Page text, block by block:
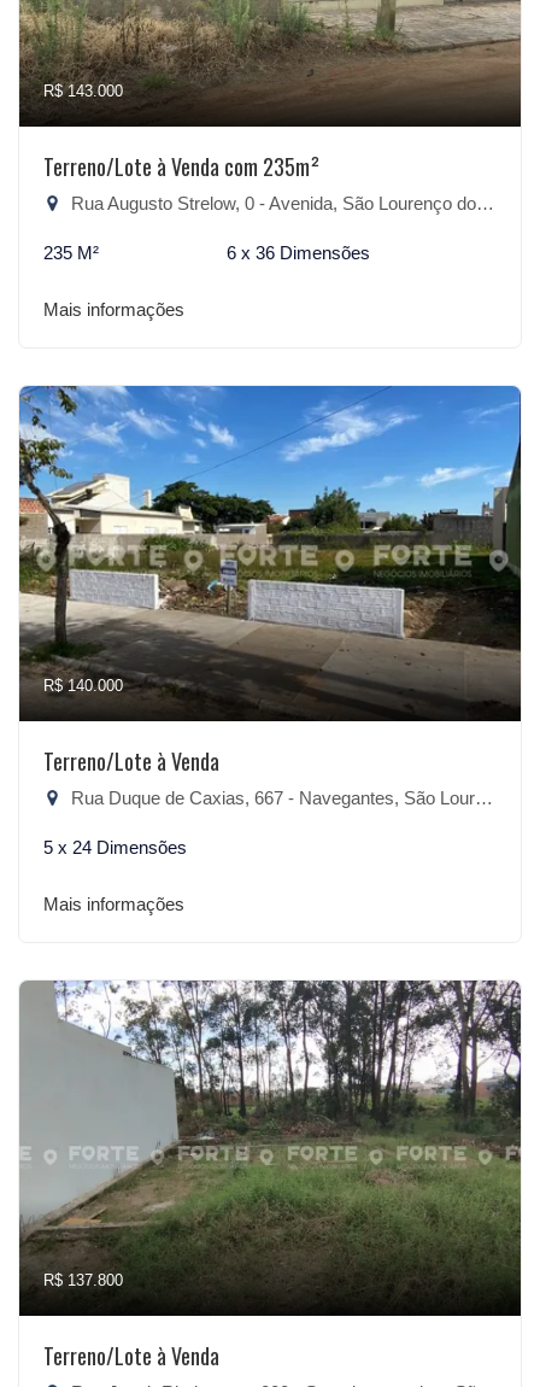
R$ 143.000
Terreno/Lote à Venda com 235m²
Rua Augusto Strelow, 0 - Avenida, São Lourenço do Sul-RS
235 M² 6 x 36 Dimensões
Mais informações
R$ 140.000
Terreno/Lote à Venda
Rua Duque de Caxias, 667 - Navegantes, São Lourenço do Sul-RS
5 x 24 Dimensões
Mais informações
R$ 137.800
Terreno/Lote à Venda